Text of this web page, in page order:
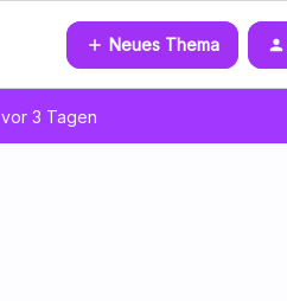
Neues Thema
vor 3 Tagen